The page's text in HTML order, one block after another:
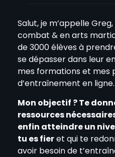
Salut, je m’appelle
combat & en arts
de 3000 élèves à
se dépasser dans leur
mes formations et mes
d’entraînement en ligne.
Mon objectif ? Te
ressources
enfin atteindre un
tu es fieret qui te
avoir besoin de